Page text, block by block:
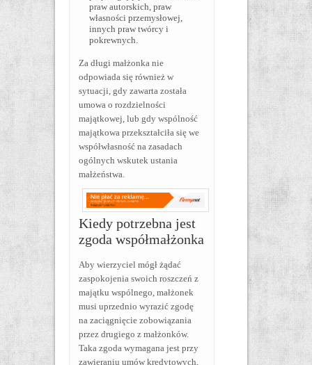
praw autorskich, praw
własności przemysłowej,
innych praw twórcy i
pokrewnych.
Za długi małżonka nie
odpowiada się również w
sytuacji, gdy zawarta została
umowa o rozdzielności
majątkowej, lub gdy wspólność
majątkowa przekształciła się we
współwłasność na zasadach
ogólnych wskutek ustania
małżeństwa.
Kiedy potrzebna jest
zgoda współmałżonka
Aby wierzyciel mógł żądać
zaspokojenia swoich roszczeń z
majątku wspólnego, małżonek
musi uprzednio wyrazić zgodę
na zaciągnięcie zobowiązania
przez drugiego z małżonków.
Taka zgoda wymagana jest przy
zawieraniu umów kredytowych,